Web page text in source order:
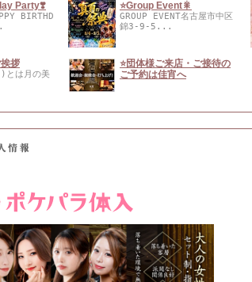
Party❣️
BIRTHD
⭐️Group Event🎇
GROUP EVENT名古屋市中区
錦3-9-5...
拶
とは月の美
⭐️団体様ご来店・ご接待の
ご予約は佳宵へ